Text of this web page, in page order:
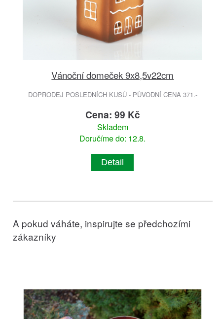
Vánoční domeček 9x8,5v22cm
DOPRODEJ POSLEDNÍCH KUSŮ - PŮVODNÍ CENA 371.-
Cena: 99 Kč
Skladem
Doručíme do: 12.8.
Detail
A pokud váháte, inspirujte se předchozími
zákazníky